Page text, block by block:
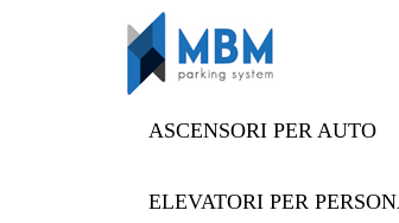
ASCENSORI PER AUTO
ELEVATORI PER